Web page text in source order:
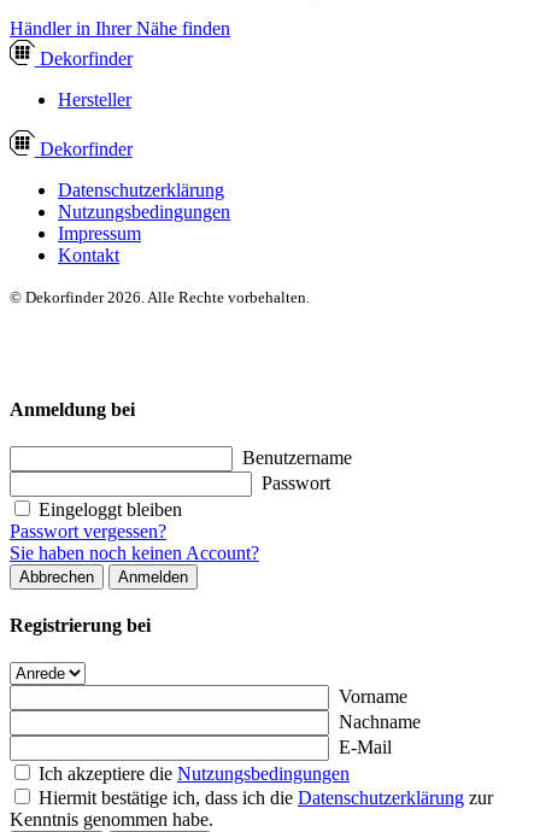
Händler in Ihrer Nähe finden
Dekorfinder
Hersteller
Dekorfinder
Datenschutzerklärung
Nutzungsbedingungen
Impressum
Kontakt
© Dekorfinder 2026. Alle Rechte vorbehalten.
Anmeldung bei
Benutzername
Passwort
Eingeloggt bleiben
Passwort vergessen?
Sie haben noch keinen Account?
Abbrechen Anmelden
Registrierung bei
Vorname
Nachname
E-Mail
Ich akzeptiere die Nutzungsbedingungen
Hiermit bestätige ich, dass ich die Datenschutzerklärung zur
Kenntnis genommen habe.